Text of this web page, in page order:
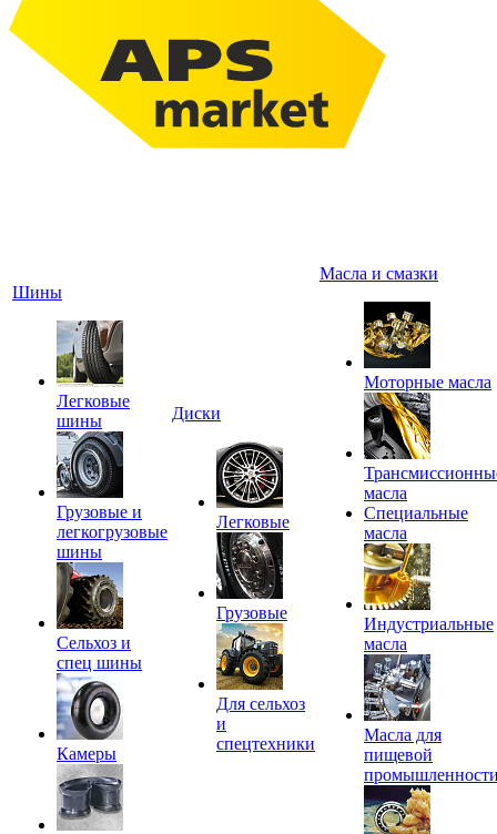
Шины
Легковые
шины
Грузовые и
легкогрузовые
шины
Сельхоз и
спец шины
Камеры
Диски
Легковые
Грузовые
Для сельхоз
и
спецтехники
Масла и смазки
Моторные масла
масла
Специальные
масла
Индустриальные
масла
Масла для
пищевой